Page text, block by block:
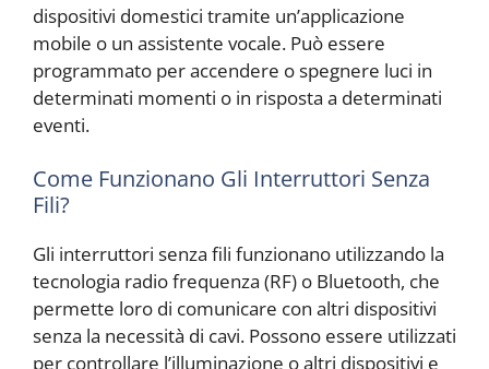
dispositivi domestici tramite un’applicazione
mobile o un assistente vocale. Può essere
programmato per accendere o spegnere luci in
determinati momenti o in risposta a determinati
eventi.
Come Funzionano Gli Interruttori Senza
Fili?
Gli interruttori senza fili funzionano utilizzando la
tecnologia radio frequenza (RF) o Bluetooth, che
permette loro di comunicare con altri dispositivi
senza la necessità di cavi. Possono essere utilizzati
per controllare l’illuminazione o altri dispositivi e